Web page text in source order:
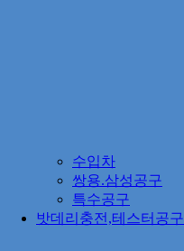
수입차
쌍용.삼성공구
특수공구
밧데리충전,테스터공구